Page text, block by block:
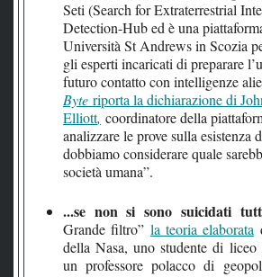
Seti (Search for Extraterrestrial
Detection-Hub ed è una
Università St Andrews in Scozia
gli esperti incaricati di preparare
futuro contatto con intelligenze
Byte riporta la dichiarazione di
Elliott, coordinatore della
analizzare le prove sulla esistenza
dobbiamo considerare quale
società umana”.
...se non si sono suicidati
Grande filtro” la teoria elaborata
della Nasa, uno studente di
un professore polacco di